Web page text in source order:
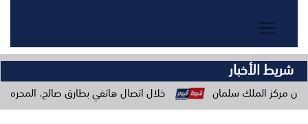
شريط الأخبار
خلال اتصال هاتفي بطارق صالح، المحرمي يؤكد وحدة